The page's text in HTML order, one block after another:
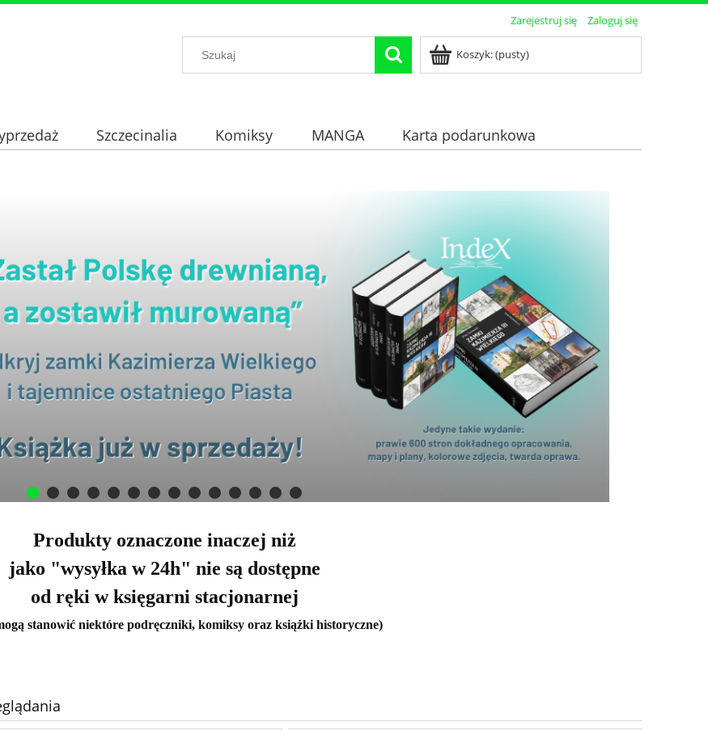
Zarejestruj się Zaloguj się
Koszyk:(pusty)
Szczecinalia Komiksy MANGA Karta podarunkowa
Produkty oznaczone inaczej niż
jako "wysyłka w 24h" nie są dostępne
od ręki w księgarni stacjonarnej
stanowić niektóre podręczniki, komiksy oraz książki historyczne)